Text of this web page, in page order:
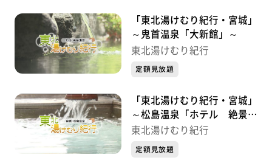
「東北湯けむり紀行・宮城」
～鬼首温泉「大新館」～
東北湯けむり紀行
定額見放題
「東北湯けむり紀行・宮城」
～松島温泉「ホテル 絶景の
館」～
東北湯けむり紀行
定額見放題